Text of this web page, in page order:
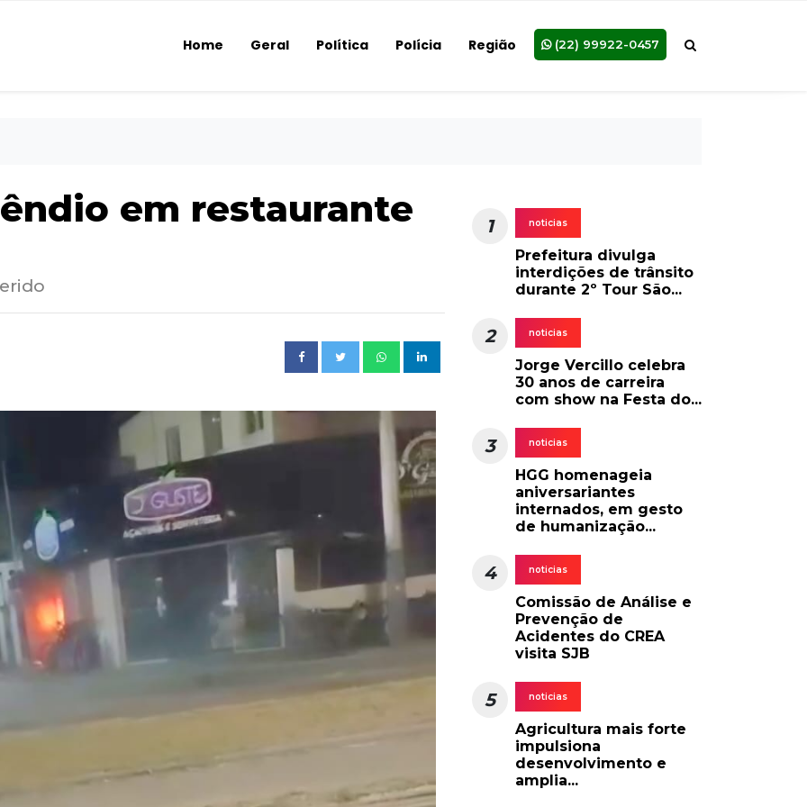
Home Geral Política Polícia Região (22) 99922-0457
em restaurante 1 noticias
Prefeitura divulga
interdições de trânsito
durante 2º Tour São...
2 noticias
Jorge Vercillo celebra
30 anos de carreira
com show na Festa do...
3 noticias
HGG homenageia
aniversariantes
internados, em gesto
de humanização...
4 noticias
Comissão de Análise e
Prevenção de
Acidentes do CREA
visita SJB
5 noticias
Agricultura mais forte
impulsiona
desenvolvimento e
amplia...